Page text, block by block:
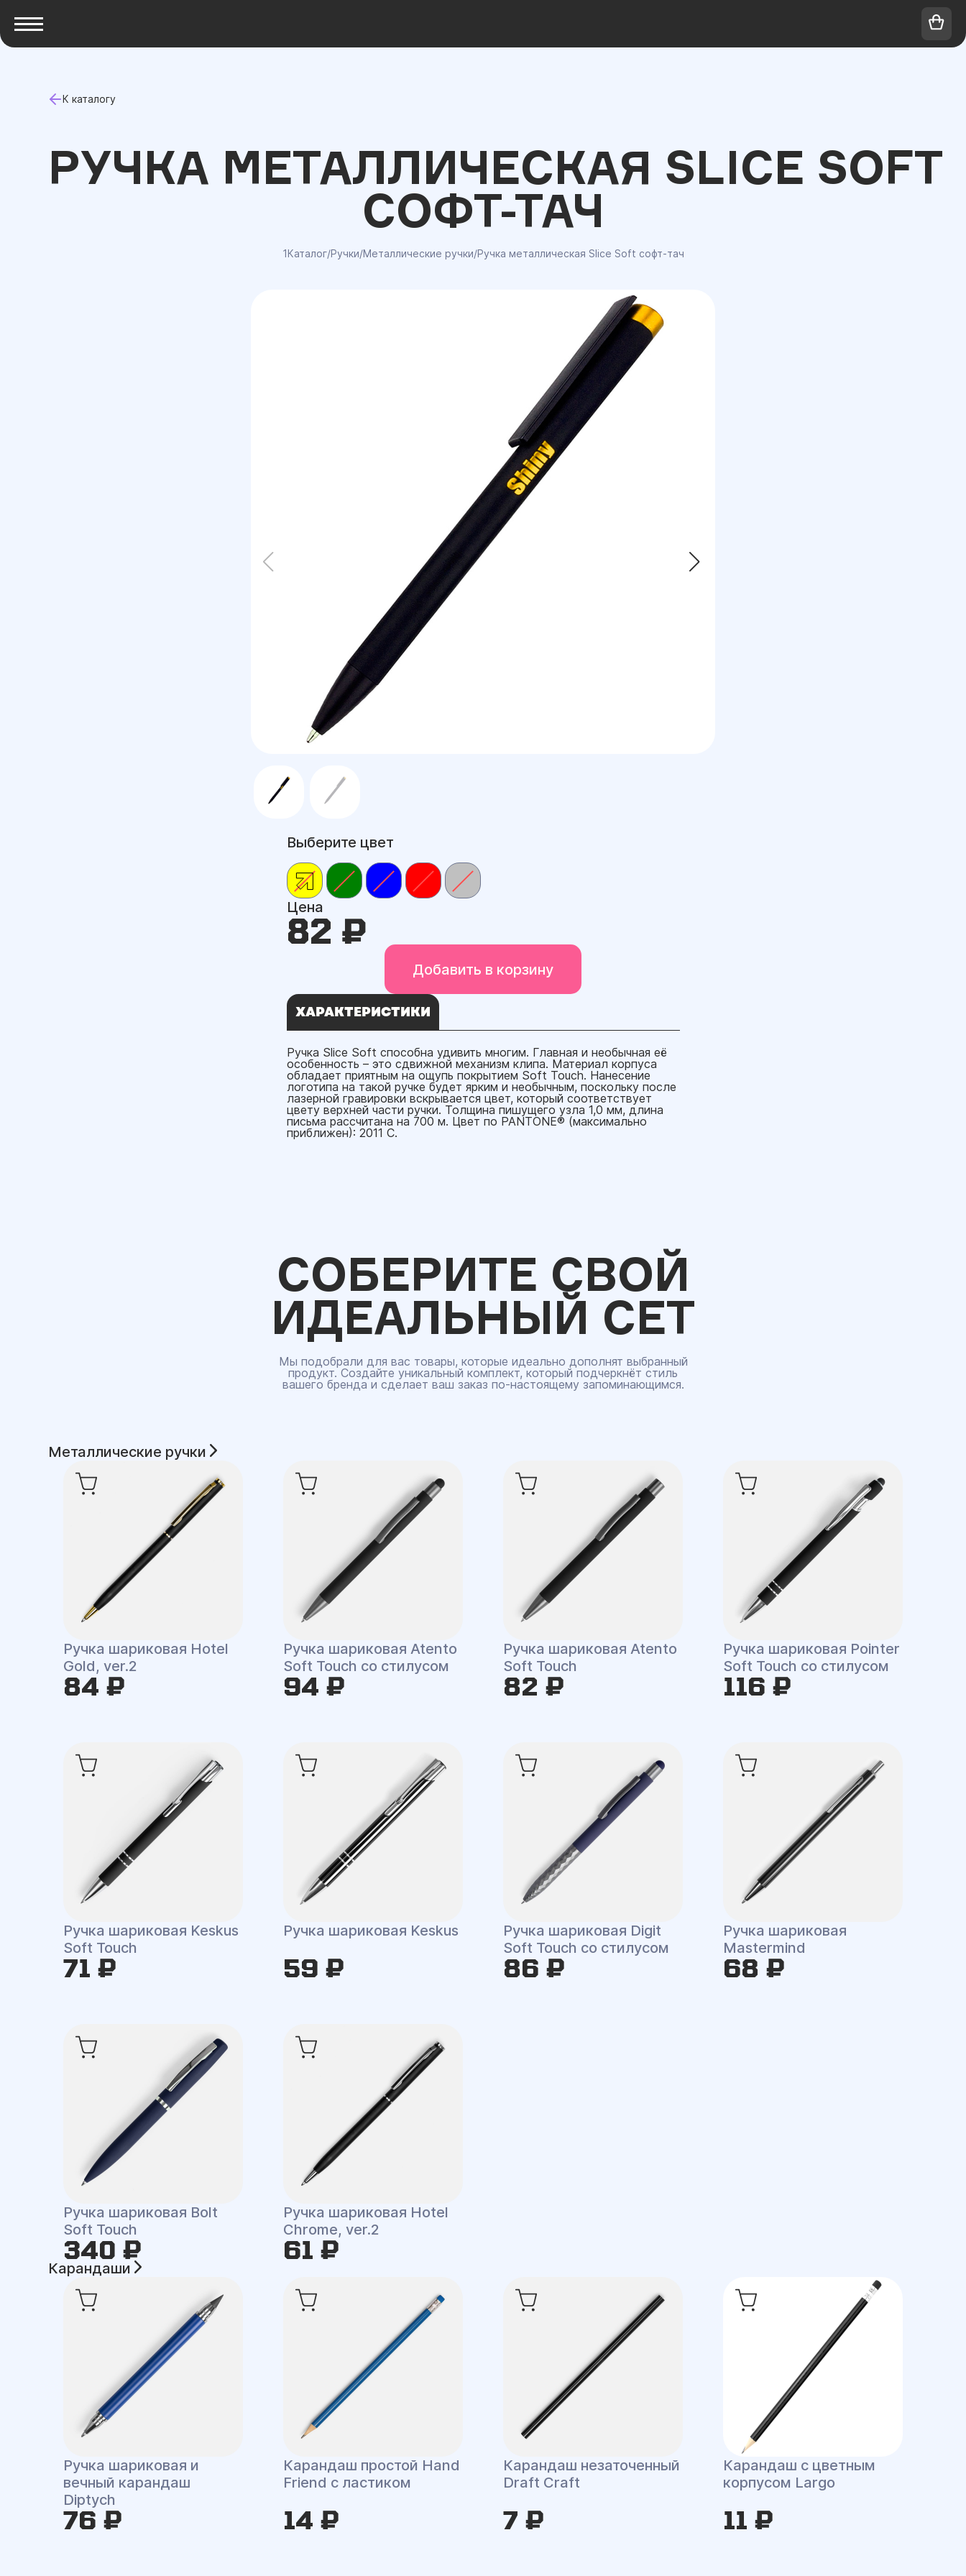
К каталогу
РУЧКА МЕТАЛЛИЧЕСКАЯ SLICE SOFT
СОФТ-ТАЧ
1Каталог/Ручки/Металлические ручки/Ручка металлическая Slice Soft софт-тач
Выберите цвет
Цена
82 ₽
Добавить в корзину
ХАРАКТЕРИСТИКИ
Ручка Slice Soft способна удивить многим. Главная и необычная её
особенность – это сдвижной механизм клипа. Материал корпуса
обладает приятным на ощупь покрытием Soft Touch. Нанесение
логотипа на такой ручке будет ярким и необычным, поскольку после
лазерной гравировки вскрывается цвет, который соответствует
цвету верхней части ручки. Толщина пишущего узла 1,0 мм, длина
письма рассчитана на 700 м. Цвет по PANTONE® (максимально
приближен): 2011 C.
СОБЕРИТЕ СВОЙ
ИДЕАЛЬНЫЙ СЕТ
Мы подобрали для вас товары, которые идеально дополнят выбранный
продукт. Создайте уникальный комплект, который подчеркнёт стиль
вашего бренда и сделает ваш заказ по‑настоящему запоминающимся.
Металлические ручки
Ручка шариковая Hotel
Gold, ver.2
84 ₽
Ручка шариковая Atento
Soft Touch со стилусом
94 ₽
Ручка шариковая Atento
Soft Touch
82 ₽
Ручка шариковая Pointer
Soft Touch со стилусом
116 ₽
Ручка шариковая Keskus
Soft Touch
71 ₽
Ручка шариковая Keskus
59 ₽
Ручка шариковая Digit
Soft Touch со стилусом
86 ₽
Ручка шариковая
Mastermind
68 ₽
Ручка шариковая Bolt
Soft Touch
340 ₽
Ручка шариковая Hotel
Chrome, ver.2
61 ₽
Карандаши
Ручка шариковая и
вечный карандаш
Diptych
76 ₽
Карандаш простой Hand
Friend с ластиком
14 ₽
Карандаш незаточенный
Draft Craft
7 ₽
Карандаш с цветным
корпусом Largo
11 ₽